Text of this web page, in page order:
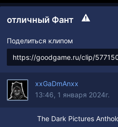
отличный Фант
Поделиться клипом
xxGaDmAnxx
13:46, 1 января 2024г.
The Dark Pictures